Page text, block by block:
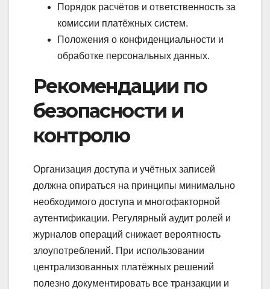
Порядок расчётов и ответственность за
комиссии платёжных систем.
Положения о конфиденциальности и
обработке персональных данных.
Рекомендации по
безопасности и
контролю
Организация доступа и учётных записей
должна опираться на принципы минимально
необходимого доступа и многофакторной
аутентификации. Регулярный аудит ролей и
журналов операций снижает вероятность
злоупотреблений. При использовании
централизованных платёжных решений
полезно документировать все транзакции и